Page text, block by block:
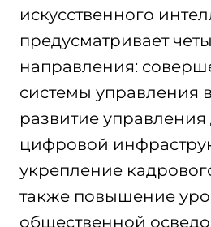
искусственного
предусматривает
направления:
системы управления
развитие
цифровой
укрепление
также повышение
общественной